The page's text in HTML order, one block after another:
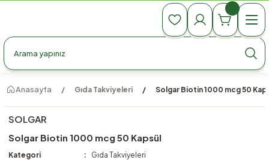
990 TL Üzeri Ücretsiz Kargo
990 TL Üzeri Ücretsiz Kargo
Anasayfa Gıda Takviyeleri Solgar Biotin 1000 mcg 50
SOLGAR
Solgar Biotin 1000 mcg 50 Kapsül
Kategori
Gıda Takviyeleri